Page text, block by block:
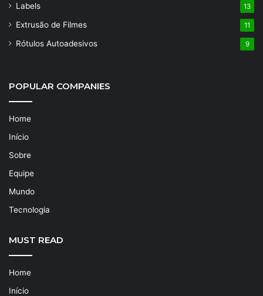
Labels 13
Extrusão de Filmes 11
Rótulos Autoadesivos 9
POPULAR COMPANIES
Home
Início
Sobre
Equipe
Mundo
Tecnologia
MUST READ
Home
Início